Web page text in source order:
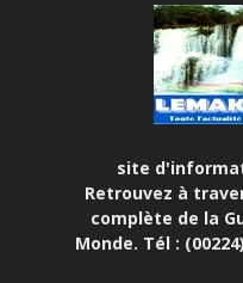
site
Retrouvez à
complète de la
Monde. Tél :